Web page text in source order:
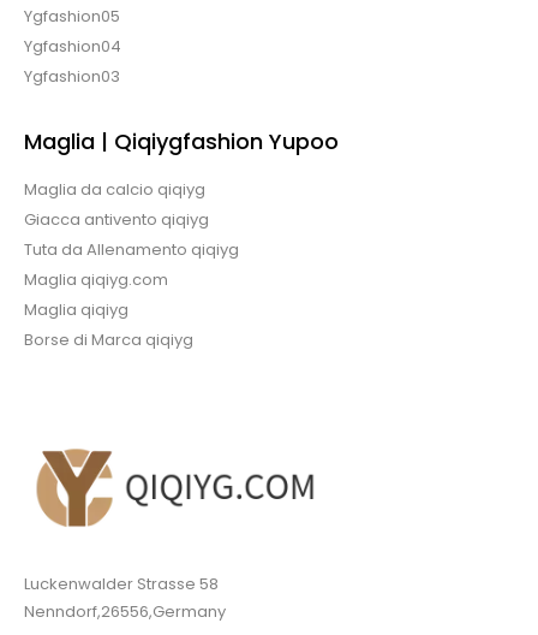
Ygfashion05
Ygfashion04
Ygfashion03
Maglia | Qiqiygfashion Yupoo
Maglia da calcio qiqiyg
Giacca antivento qiqiyg
Tuta da Allenamento qiqiyg
Maglia qiqiyg.com
Maglia qiqiyg
Borse di Marca qiqiyg
Luckenwalder Strasse 58
Nenndorf,26556,Germany